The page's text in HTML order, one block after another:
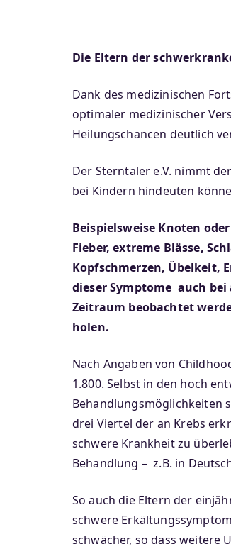
Die Eltern der
Dank des medizinischen
optimaler medizinischer
Heilungschancen deutlich
Der Sterntaler e.V. nimmt
bei Kindern hindeuten
Beispielsweise Knoten
Fieber, extreme Blässe,
Kopfschmerzen, Übelkeit,
dieser Symptome auch
Zeitraum beobachtet
holen.
Nach Angaben von
1.800. Selbst in den hoch
Behandlungsmöglichkeiten
drei Viertel der an Krebs
schwere Krankheit zu
Behandlung – z.B. in
So auch die Eltern der
schwere
schwächer, so dass